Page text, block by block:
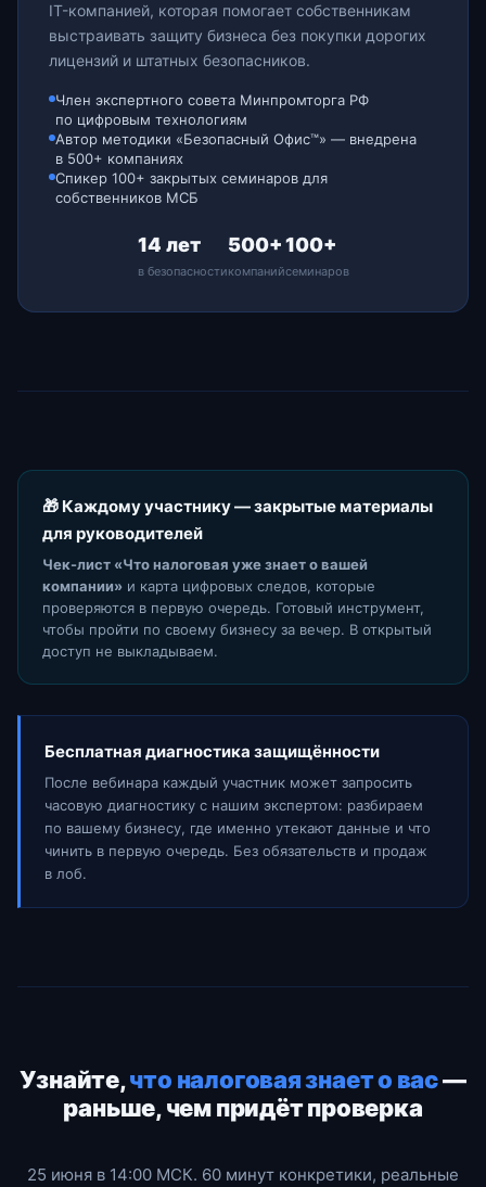
IT-компанией, которая помогает собственникам
выстраивать защиту бизнеса без покупки дорогих
лицензий и штатных безопасников.
Член экспертного совета Минпромторга РФ
по цифровым технологиям
Автор методики «Безопасный Офис™» — внедрена
в 500+ компаниях
Спикер 100+ закрытых семинаров для
собственников МСБ
14 лет
в безопасности
500+
компаний
100+
семинаров
🎁 Каждому участнику — закрытые материалы
для руководителей
Чек-лист «Что налоговая уже знает о вашей
компании» и карта цифровых следов, которые
проверяются в первую очередь. Готовый инструмент,
чтобы пройти по своему бизнесу за вечер. В открытый
доступ не выкладываем.
Бесплатная диагностика защищённости
После вебинара каждый участник может запросить
часовую диагностику с нашим экспертом: разбираем
по вашему бизнесу, где именно утекают данные и что
чинить в первую очередь. Без обязательств и продаж
в лоб.
Узнайте,что налоговая знает о вас—
раньше, чем придёт проверка
25 июня в 14:00 МСК. 60 минут конкретики, реальные